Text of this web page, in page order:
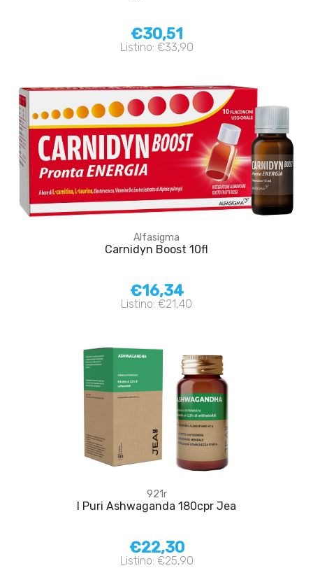
€30,51
Listino: €33,90
Alfasigma
Carnidyn Boost 10fl
€16,34
Listino: €21,40
921r
I Puri Ashwaganda 180cpr Jea
€22,30
Listino: €25,90